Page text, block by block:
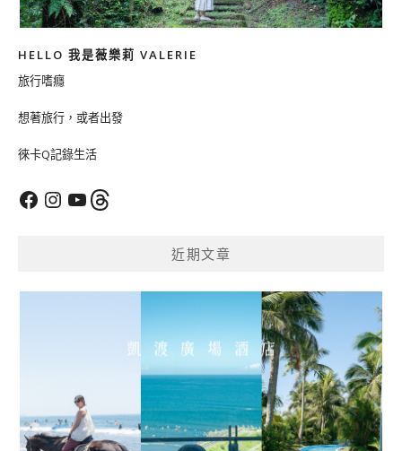
HELLO 我是薇樂莉 VALERIE
旅行嗜癮
想著旅行，或者出發
徠卡Q記錄生活
FacebookInstagram
YouTubeThreads
近期文章